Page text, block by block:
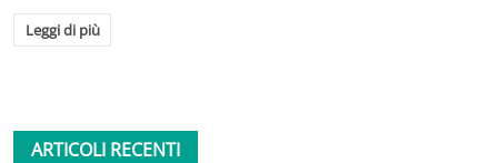
Leggi di più
ARTICOLI RECENTI